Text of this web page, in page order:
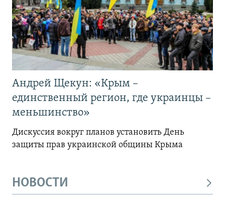
Андрей Щекун: «Крым –
единственный регион, где украинцы –
меньшинство»
Дискуссия вокруг планов установить День
защиты прав украинской общины Крыма
НОВОСТИ